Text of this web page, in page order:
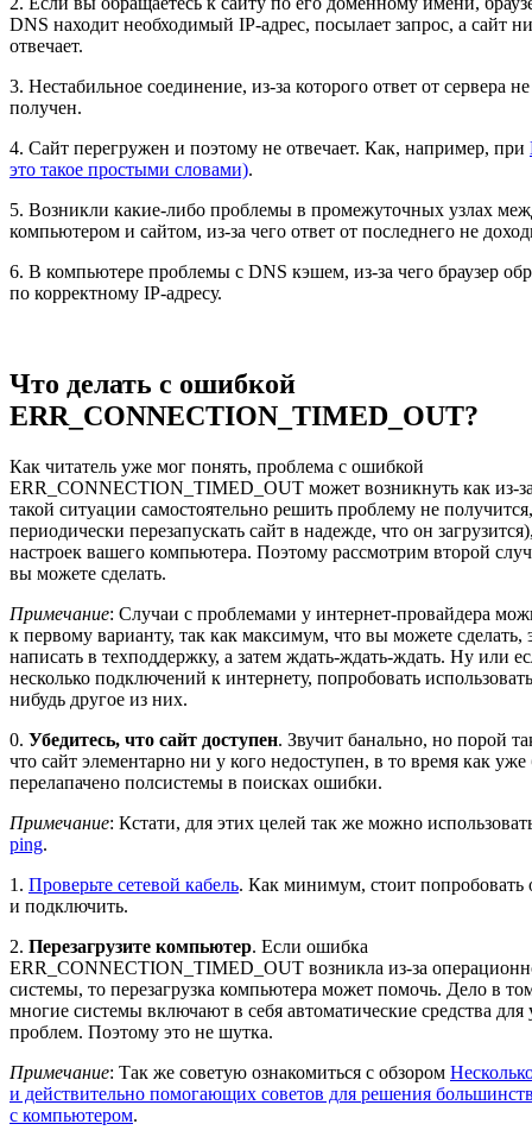
DNS находит необходимый IP-адрес, посылает запрос, а сайт
отвечает.
3. Нестабильное соединение, из-за которого ответ от сервера
получен.
4. Сайт перегружен и поэтому не отвечает. Как, например, при
это такое простыми словами).
5. Возникли какие-либо проблемы в промежуточных узлах
компьютером и сайтом, из-за чего ответ от последнего не
6. В компьютере проблемы с DNS кэшем, из-за чего браузер
по корректному IP-адресу.
Что делать с ошибкой
ERR_CONNECTION_TIMED_OUT?
Как читатель уже мог понять, проблема с ошибкой
ERR_CONNECTION_TIMED_OUT может возникнуть как из-
такой ситуации самостоятельно решить проблему не
периодически перезапускать сайт в надежде, что он
настроек вашего компьютера. Поэтому рассмотрим второй
вы можете сделать.
Примечание: Случаи с проблемами у интернет-провайдера
к первому варианту, так как максимум, что вы можете сделать,
написать в техподдержку, а затем ждать-ждать-ждать. Ну или
несколько подключений к интернету, попробовать
нибудь другое из них.
0. Убедитесь, что сайт доступен. Звучит банально, но порой
что сайт элементарно ни у кого недоступен, в то время как
перелапачено полсистемы в поисках ошибки.
Примечание: Кстати, для этих целей так же можно
ping.
1. Проверьте сетевой кабель. Как минимум, стоит попробовать
и подключить.
2. Перезагрузите компьютер. Если ошибка
ERR_CONNECTION_TIMED_OUT возникла из-за
системы, то перезагрузка компьютера может помочь. Дело в
многие системы включают в себя автоматические средства для
проблем. Поэтому это не шутка.
Примечание: Так же советую ознакомиться с обзором
и действительно помогающих советов для решения
c компьютером.